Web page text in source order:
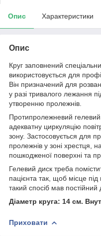
Опис Характеристики
Опис
Круг заповнений
використовується для
Він призначений для
у разі тривалого лежання
утворенню пролежнів.
Протипролежневий гелевий
адекватну циркуляцію
зону. Застосовується для
пролежнів у зоні хрестця,
пошкодженої поверхні та
Гелевий диск треба
пацієнта так, щоб місце
такий спосіб мав постійний
Діаметр круга: 14 см.
Приховати